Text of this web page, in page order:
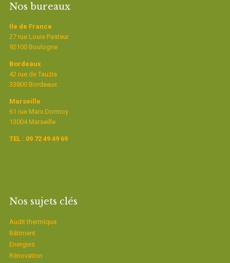
Nos bureaux
Ile de France
27 rue Louis Pasteur
92100 Boulogne
Bordeaux
42 rue de Tauzia
33800 Bordeaux
Marseille
61 rue Marx Dormoy
13004 Marseille
TEL : 09 72 49 49 69
Nos sujets clés
Audit thermique
Bâtiment
Energies
Rénovation